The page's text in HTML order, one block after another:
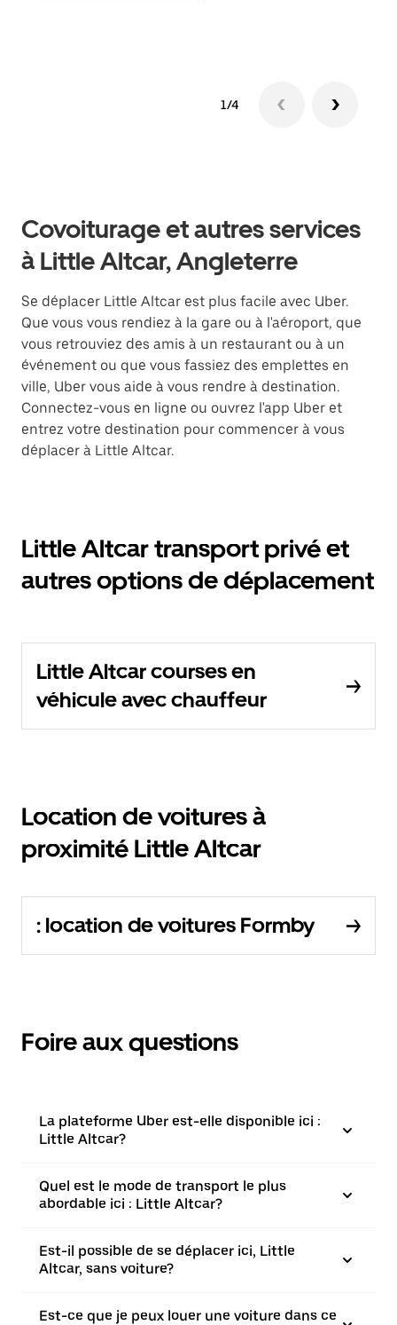
1/4
Covoiturage et autres services
à Little Altcar, Angleterre
Se déplacer Little Altcar est plus facile avec Uber.
Que vous vous rendiez à la gare ou à l'aéroport, que
vous retrouviez des amis à un restaurant ou à un
événement ou que vous fassiez des emplettes en
ville, Uber vous aide à vous rendre à destination.
Connectez-vous en ligne ou ouvrez l'app Uber et
entrez votre destination pour commencer à vous
déplacer à Little Altcar.
Little Altcar transport privé et
autres options de déplacement
Little Altcar courses en
véhicule avec chauffeur
Location de voitures à
proximité Little Altcar
: location de voitures Formby
Foire aux questions
La plateforme Uber est-elle disponible ici :
Little Altcar?
Quel est le mode de transport le plus
abordable ici : Little Altcar?
Est-il possible de se déplacer ici, Little
Altcar, sans voiture?
Est-ce que je peux louer une voiture dans ce